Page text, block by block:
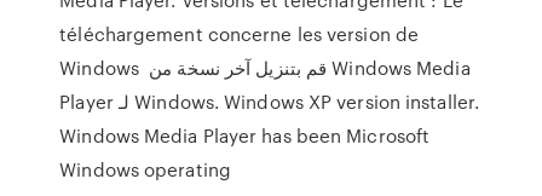
téléchargement concerne les version de
Windows قم بتنزيل آخر نسخة من Windows Media
Player لـ Windows. Windows XP version installer.
Windows Media Player has been Microsoft
Windows operating